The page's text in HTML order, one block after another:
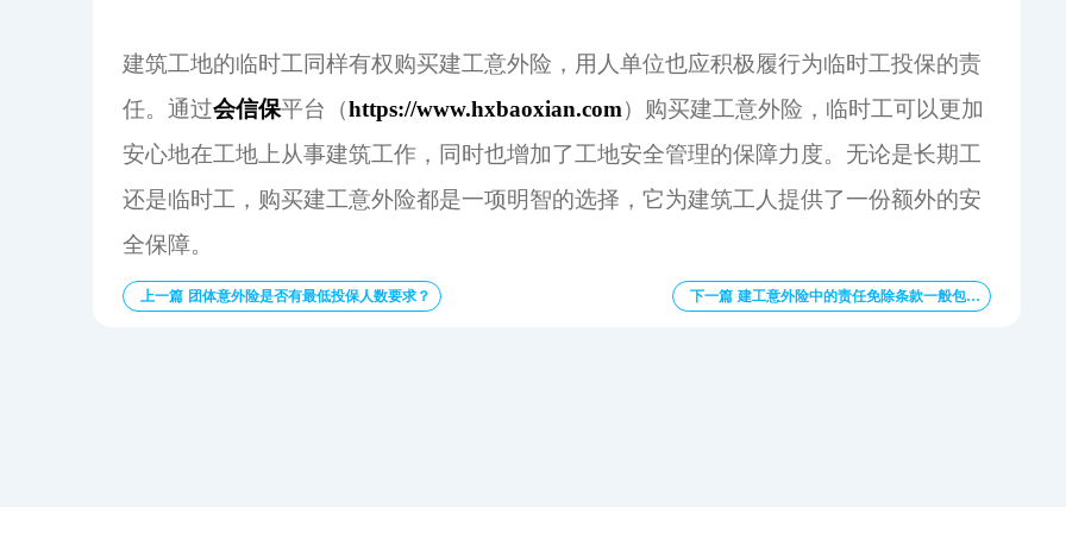
建筑工地的临时工同样有权购买建工意外险，用人单位也应积极履行为临时工投保的责
任。通过会信保平台（https://www.hxbaoxian.com）购买建工意外险，临时工可以更加
安心地在工地上从事建筑工作，同时也增加了工地安全管理的保障力度。无论是长期工
还是临时工，购买建工意外险都是一项明智的选择，它为建筑工人提供了一份额外的安
全保障。
上一篇 团体意外险是否有最低投保人数要求？ 下一篇 建工意外险中的责任免除条款一般包含哪些内容？